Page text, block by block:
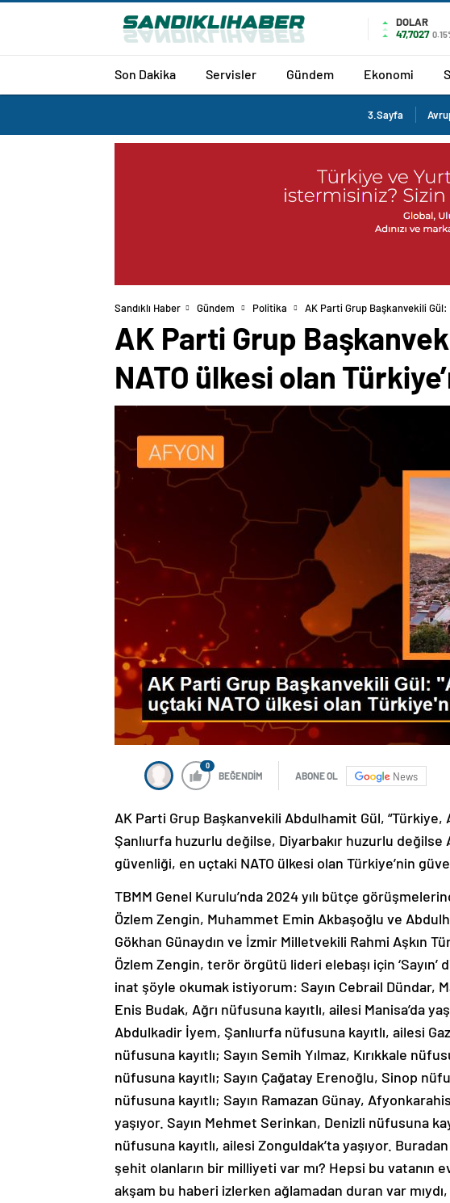
DOLAR
47,7027
Son Dakika Servisler Gündem Ekonomi
3.Sayfa
Sandıklı Haber Gündem Politika AK Parti Grup Başkanvekili Gül:
AK Parti Grup
NATO ülkesi olan
0
BEĞENDİM ABONE OL News
AK Parti Grup Başkanvekili Abdulhamit Gül,
Şanlıurfa huzurlu değilse, Diyarbakır huzurlu değilse
güvenliği, en uçtaki NATO ülkesi olan Türkiye’nin
TBMM Genel Kurulu’nda 2024 yılı bütçe
Özlem Zengin, Muhammet Emin Akbaşoğlu ve
Gökhan Günaydın ve İzmir Milletvekili Rahmi Aşkın
Özlem Zengin, terör örgütü lideri elebaşı için
inat şöyle okumak istiyorum: Sayın Cebrail Dündar,
Enis Budak, Ağrı nüfusuna kayıtlı, ailesi Manisa’da
Abdulkadir İyem, Şanlıurfa nüfusuna kayıtlı, ailesi
nüfusuna kayıtlı; Sayın Semih Yılmaz, Kırıkkale
nüfusuna kayıtlı; Sayın Çağatay Erenoğlu, Sinop
nüfusuna kayıtlı; Sayın Ramazan Günay,
yaşıyor. Sayın Mehmet Serinkan, Denizli nüfusuna
nüfusuna kayıtlı, ailesi Zonguldak’ta yaşıyor.
şehit olanların bir milliyeti var mı? Hepsi bu vatanın
akşam bu haberi izlerken ağlamadan duran var